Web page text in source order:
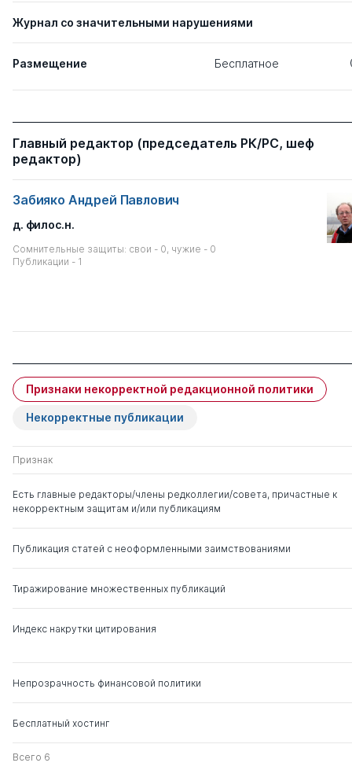
Журнал со значительными нарушениями
Размещение Бесплатное
Главный редактор (председатель РК/РС, шеф
редактор)
Забияко Андрей Павлович
д. филос.н.
Сомнительные защиты: свои - 0, чужие - 0
Публикации - 1
Признаки некорректной редакционной политики
Некорректные публикации
Признак
Есть главные редакторы/члены редколлегии/совета, причастные к
некорректным защитам и/или публикациям
Публикация статей с неоформленными заимствованиями
Тиражирование множественных публикаций
Индекс накрутки цитирования
Непрозрачность финансовой политики
Бесплатный хостинг
Всего 6